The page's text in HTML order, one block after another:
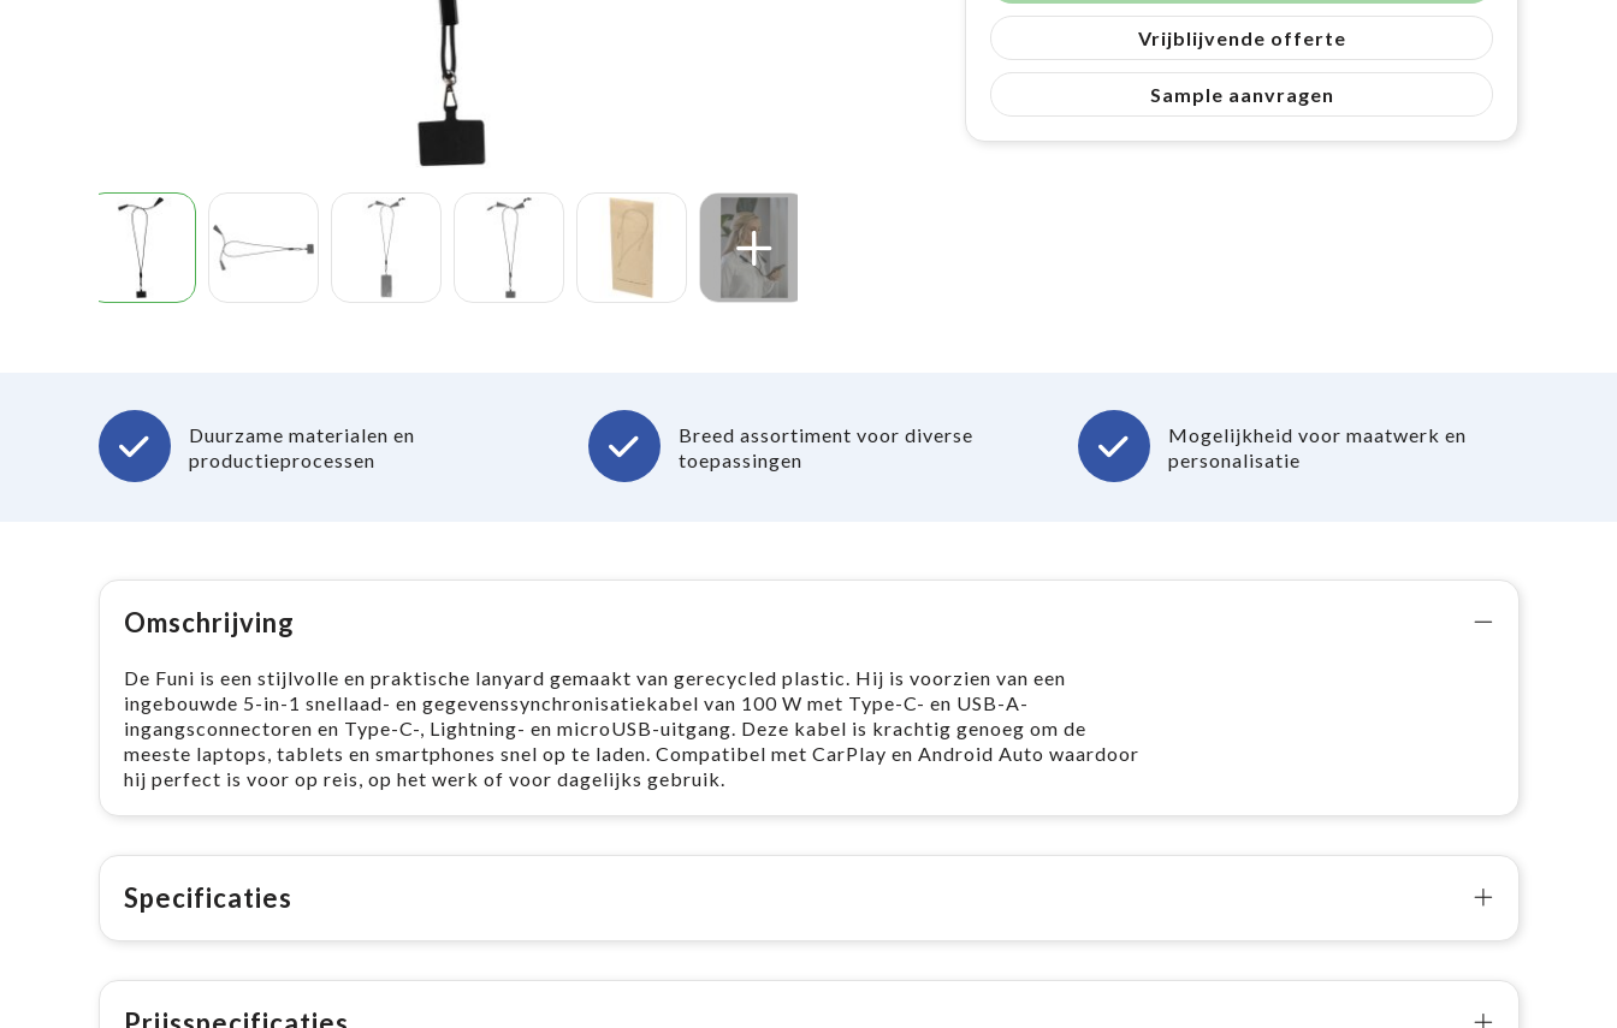
Vrijblijvende offerte
Sample aanvragen
Duurzame materialen en
productieprocessen
Breed assortiment voor diverse
toepassingen
Mogelijkheid voor maatwerk en
personalisatie
Omschrijving
De Funi is een stijlvolle en praktische lanyard gemaakt van gerecycled plastic. Hij is voorzien van een
ingebouwde 5-in-1 snellaad- en gegevenssynchronisatiekabel van 100 W met Type-C- en USB-A-
ingangsconnectoren en Type-C-, Lightning- en microUSB-uitgang. Deze kabel is krachtig genoeg om de
meeste laptops, tablets en smartphones snel op te laden. Compatibel met CarPlay en Android Auto waardoor
hij perfect is voor op reis, op het werk of voor dagelijks gebruik.
Specificaties